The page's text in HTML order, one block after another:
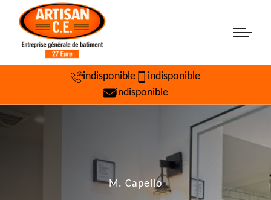
indisponible
indisponible
indisponible
M. Capello